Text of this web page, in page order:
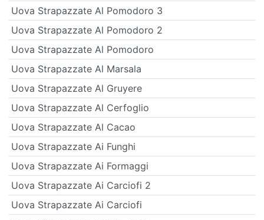
Uova Strapazzate Al Pomodoro 3
Uova Strapazzate Al Pomodoro 2
Uova Strapazzate Al Pomodoro
Uova Strapazzate Al Marsala
Uova Strapazzate Al Gruyere
Uova Strapazzate Al Cerfoglio
Uova Strapazzate Al Cacao
Uova Strapazzate Ai Funghi
Uova Strapazzate Ai Formaggi
Uova Strapazzate Ai Carciofi 2
Uova Strapazzate Ai Carciofi